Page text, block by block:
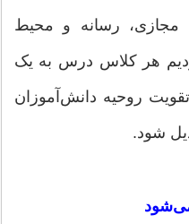
رسانه و محیط
هر کلاس درس به یک
روحیه دانش‌آموزان
شود.